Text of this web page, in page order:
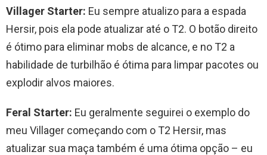
Villager Starter: Eu sempre atualizo para a espada
Hersir, pois ela pode atualizar até o T2. O botão direito
é ótimo para eliminar mobs de alcance, e no T2 a
habilidade de turbilhão é ótima para limpar pacotes ou
explodir alvos maiores.
Feral Starter: Eu geralmente seguirei o exemplo do
meu Villager começando com o T2 Hersir, mas
atualizar sua maça também é uma ótima opção – eu